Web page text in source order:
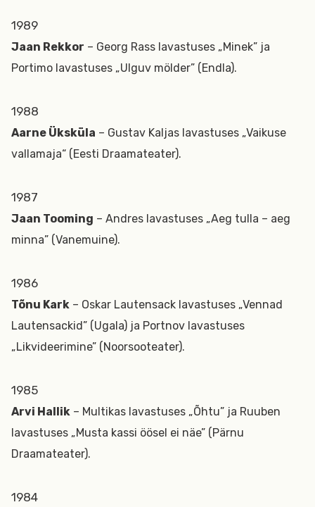
1989
Jaan Rekkor – Georg Rass lavastuses „Minek” ja
Portimo lavastuses „Ulguv mölder” (Endla).
1988
Aarne Üksküla – Gustav Kaljas lavastuses „Vaikuse
vallamaja“ (Eesti Draamateater).
1987
Jaan Tooming – Andres lavastuses „Aeg tulla – aeg
minna” (Vanemuine).
1986
Tõnu Kark – Oskar Lautensack lavastuses „Vennad
Lautensackid” (Ugala) ja Portnov lavastuses
„Likvideerimine” (Noorsooteater).
1985
Arvi Hallik – Multikas lavastuses „Õhtu” ja Ruuben
lavastuses „Musta kassi öösel ei näe” (Pärnu
Draamateater).
1984